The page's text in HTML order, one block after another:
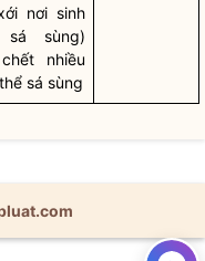
nơi sinh
sùng)
nhiều
sá sùng